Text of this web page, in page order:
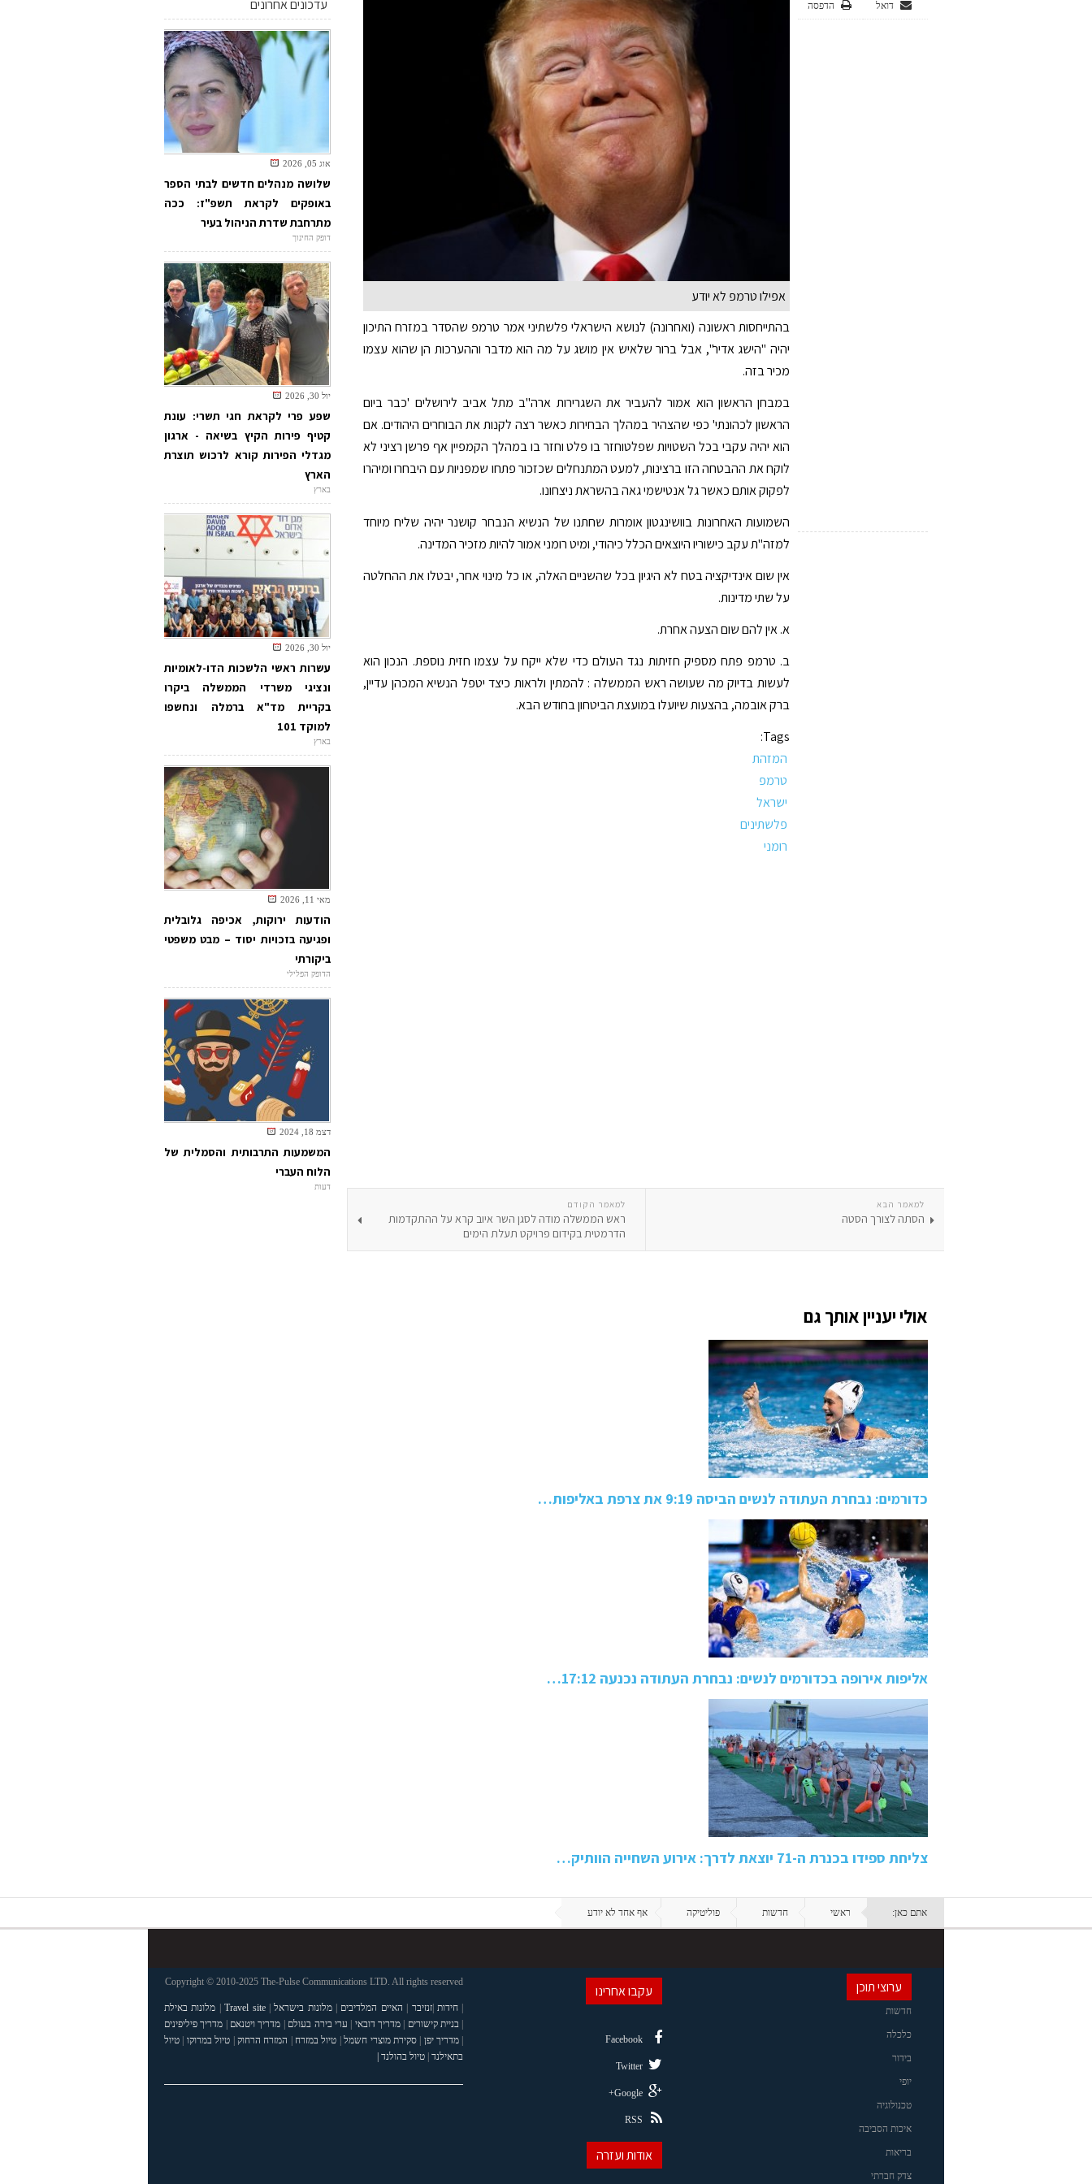
הדפסה דואל
אפילו טרמפ לא יודע
בהתייחסות ראשונה (ואחרונה) לנושא הישראלי פלשתיני אמר טרמפ שהסדר במזרח התיכון
יהיה "הישג אדיר", אבל ברור שלאיש אין מושג על מה הוא מדבר וההערכות הן שהוא עצמו
מכיר בזה.
במבחן הראשון הוא אמור להעביר את השגרירות ארה"ב מתל אביב לירושלים 'כבר ביום
הראשון לכהונתי' כפי שהצהיר במהלך הבחירות כאשר רצה לקנות את הבוחרים היהודים. אם
הוא יהיה עקבי בכל השטויות שפלטוחזר בו פלט וחזר בו במהלך הקמפיין אף פרשן רציני לא
לוקח את ההבטחה הזו ברצינות, למעט המתנחלים שכזכור פתחו שמפניות עם היבחרו ומיהרו
לפקוק אותם כאשר גל אנטישמי גאה בהשראת ניצחונו.
השמועות האחרונות בוושינגטון אומרות שחתנו של הנשיא הנבחר קושנר יהיה שליח מיוחד
למזה"ת עקב כישוריו היוצאים הכלל כיהודי, ומיט רומני אמור להיות מזכיר המדינה.
אין שום אינדיקציה בטח לא היגיון בכל שהשניים האלה, או כל מינוי אחר, יבטלו את ההחלטה
על שתי מדינות.
א. אין להם שום הצעה אחרת.
ב. טרמפ פתח מספיק חזיתות נגד העולם כדי שלא ייקח על עצמו חזית נוספת. הנכון הוא
לעשות בדיוק מה שעושה ראש הממשלה : להמתין ולראות כיצד יטפל הנשיא המכהן עדיין,
ברק אובמה, בהצעות שיועלו במועצת הביטחון בחודש הבא.
Tags:
המזהת
טרמפ
ישראל
פלשתינים
רומני
למאמר הקודם
ראש הממשלה מודה לסגן השר איוב קרא על ההתקדמות
הדרמטית בקידום פרויקט תעלת הימים
למאמר הבא
הסתה לצורך הסטה
אולי יעניין אותך גם
כדורמים: נבחרת העתודה לנשים הביסה 9:19 את צרפת באליפות…
אליפות אירופה בכדורמים לנשים: נבחרת העתודה נכנעה 17:12…
צליחת ספידו בכנרת ה-71 יוצאת לדרך: אירוע השחייה הוותיק…
עדכונים אחרונים
אוג 05, 2026
שלושה מנהלים חדשים לבתי הספר
באופקים לקראת תשפ"ז: ככה
מתרחבת שדרת הניהול בעיר
דופק החינוך
יול 30, 2026
שפע פרי לקראת חגי תשרי: עונת
קטיף פירות הקיץ בשיאה - ארגון
מגדלי הפירות קורא לרכוש תוצרת
הארץ
בארץ
יול 30, 2026
עשרות ראשי הלשכות הדו-לאומיות
ונציגי משרדי הממשלה ביקרו
בקריית מד"א ברמלה ונחשפו
למוקד 101
בארץ
מאי 11, 2026
הודעות ירוקות, אכיפה גלובלית
ופגיעה בזכויות יסוד – מבט משפטי
ביקורתי
הדופק הפלילי
דצמ 18, 2024
המשמעות התרבותית והסמלית של
הלוח העברי
דעות
אתם כאן: ראשי חדשות פוליטיקה אף אחד לא יודע
ערוצי תוכן
חדשות
כלכלה
בידור
יופי
טכנולוגיה
איכות הסביבה
בריאות
צדק חברתי
עקבו אחרינו
Facebook
Twitter
Google+
RSS
אודות ועזרה
Copyright © 2010-2025 The-Pulse Communications LTD. All rights reserved
חידות|זנזיבר האיים המלדיבים |מלונות בישראל|
Travel site
| מלונות באילת
בניית קישורים |מדריך דובאי ערי בירה בעולם מדריך ויטנאם
מדריך פיליפינים
מדריך יפן |סקירת מוצרי חשמל| טיול במזרח המזרח הרחוק טיול במרוקו
טיול
בתאילנד| טיול בהולנד |